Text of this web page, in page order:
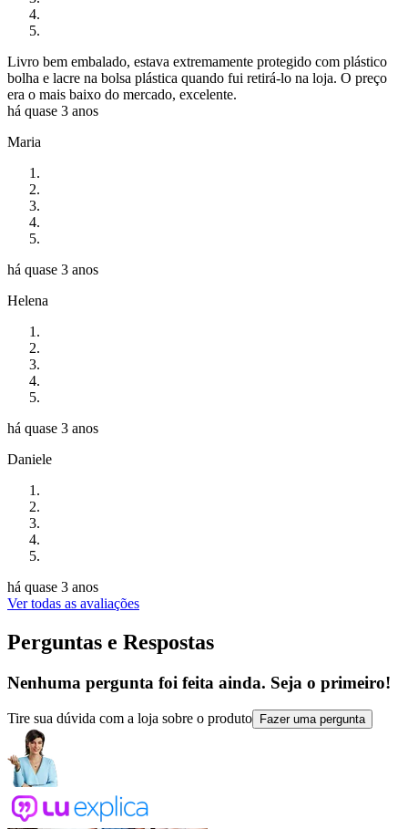
Livro bem embalado, estava extremamente protegido com plástico
bolha e lacre na bolsa plástica quando fui retirá-lo na loja. O preço
era o mais baixo do mercado, excelente.
há quase 3 anos
Maria
há quase 3 anos
Helena
há quase 3 anos
Daniele
há quase 3 anos
Ver todas as avaliações
Perguntas e Respostas
Nenhuma pergunta foi feita ainda. Seja o primeiro!
Tire sua dúvida com a loja sobre o produto Fazer uma pergunta